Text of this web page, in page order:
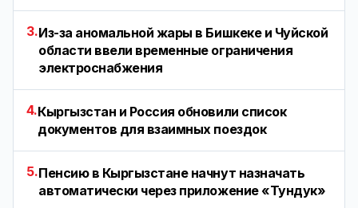
3.Из-за аномальной жары в Бишкеке и Чуйской
области ввели временные ограничения
электроснабжения
4.Кыргызстан и Россия обновили список
документов для взаимных поездок
5.Пенсию в Кыргызстане начнут назначать
автоматически через приложение «Тундук»